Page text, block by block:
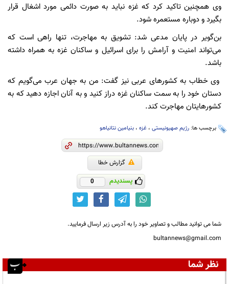
وی همچنین تاکید کرد که غزه نباید به صورت دائمی مورد اشغال قرار
بگیرد و دوباره مستعمره شود.
بن‌گویر در پایان مدعی شد: تشویق به مهاجرت، تنها راهی است که
می‌تواند امنیت و آرامش را برای اسرائیل و ساکنان غزه به همراه داشته
باشد.
وی خطاب به کشورهای عربی نیز گفت: من به جهان عرب می‌گویم که
دستان خود را به سمت ساکنان غزه دراز کنید و به آنان اجازه دهید که به
کشورهایتان مهاجرت کند.
برچسب ها: رژیم صهیونیستی ، غزه ، بنیامین نتانیاهو
گزارش خطا
پسندیدم 0
شما می توانید مطالب و تصاویر خود را به آدرس زیر ارسال فرمایید.
bultannews@gmail.com
نظر شما